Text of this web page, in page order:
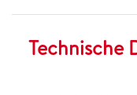
Technische